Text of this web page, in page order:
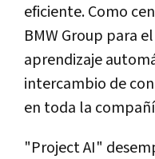
eficiente. Como
BMW Group para
aprendizaje
intercambio de
en toda la
"Project AI"